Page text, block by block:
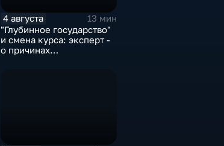
4 августа
13 мин
"Глубинное государство"
и смена курса: эксперт -
о причинах